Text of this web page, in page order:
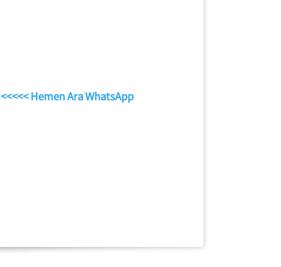
<<<<< Hemen Ara WhatsApp